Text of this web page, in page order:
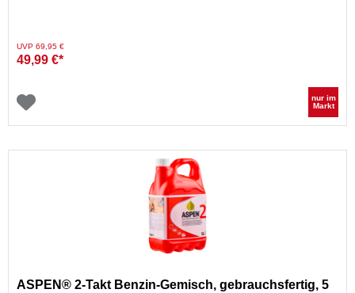
Preis reduziert von
UVP 69,95 €auf
49,99 €*
nur im
Markt
ASPEN® 2-Takt Benzin-Gemisch, gebrauchsfertig, 5